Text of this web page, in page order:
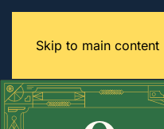
Skip to main content